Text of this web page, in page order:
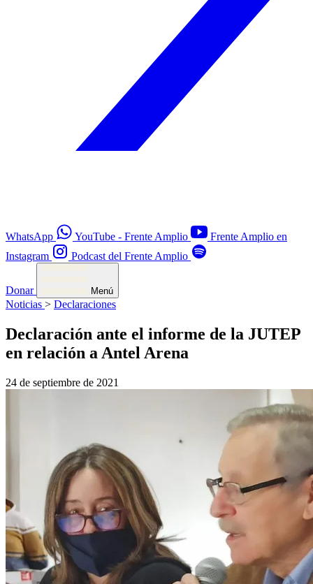
WhatsApp YouTube - Frente Amplio
Frente Amplio en
Instagram
Podcast del Frente Amplio
Donar Menú
Noticias > Declaraciones
Declaración ante el informe de la JUTEP
en relación a Antel Arena
24 de septiembre de 2021